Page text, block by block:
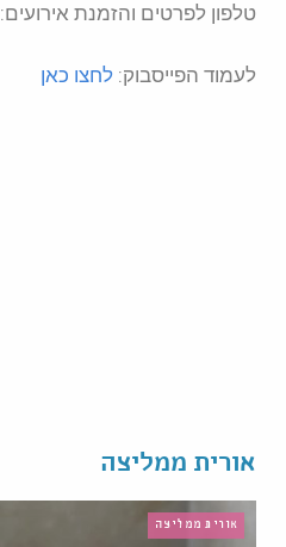
טלפון לפרטים והזמנת אירועים:
לעמוד הפייסבוק: לחצו כאן
אורית ממליצה
אורית ממליצה